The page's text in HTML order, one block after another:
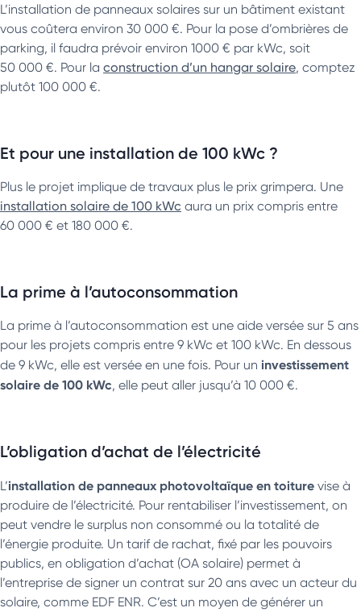
L’installation de panneaux solaires sur un bâtiment existant
vous coûtera environ 30 000 €. Pour la pose d’ombrières de
parking, il faudra prévoir environ 1000 € par kWc, soit
50 000 €. Pour la construction d’un hangar solaire, comptez
plutôt 100 000 €.
Et pour une installation de 100 kWc ?
Plus le projet implique de travaux plus le prix grimpera. Une
installation solaire de 100 kWc aura un prix compris entre
60 000 € et 180 000 €.
La prime à l’autoconsommation
La prime à l’autoconsommation est une aide versée sur 5 ans
pour les projets compris entre 9 kWc et 100 kWc. En dessous
de 9 kWc, elle est versée en une fois. Pour un investissement
solaire de 100 kWc, elle peut aller jusqu’à 10 000 €.
L’obligation d’achat de l’électricité
L’installation de panneaux photovoltaïque en toiture vise à
produire de l’électricité. Pour rentabiliser l’investissement, on
peut vendre le surplus non consommé ou la totalité de
l’énergie produite. Un tarif de rachat, fixé par les pouvoirs
publics, en obligation d’achat (OA solaire) permet à
l’entreprise de signer un contrat sur 20 ans avec un acteur du
solaire, comme EDF ENR. C’est un moyen de générer un